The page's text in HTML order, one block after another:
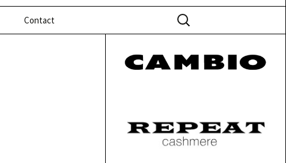
Contact
Zoeken
naar: